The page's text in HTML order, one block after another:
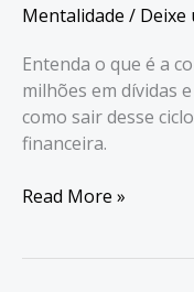
Mentalidade / Deixe
Entenda o que é a
milhões em dívidas
como sair desse
financeira.
Corrida
Read More »